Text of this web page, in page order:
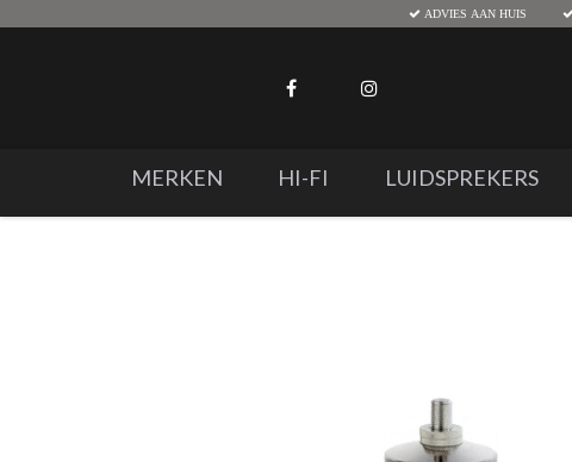
ADVIES AAN HUIS
MERKEN HI-FI LUIDSPREKERS